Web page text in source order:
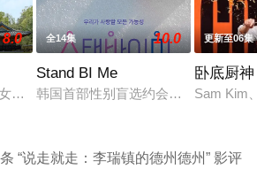
8.0
和10名他们的母亲一起合住了6天5夜，为
全14集 10.0
Stand BI Me
韩国首部性别盲选约会真人秀，展现
更新至06集
卧底厨神
Sam Kim
条 “说走就走：李瑞镇的德州德州” 影评